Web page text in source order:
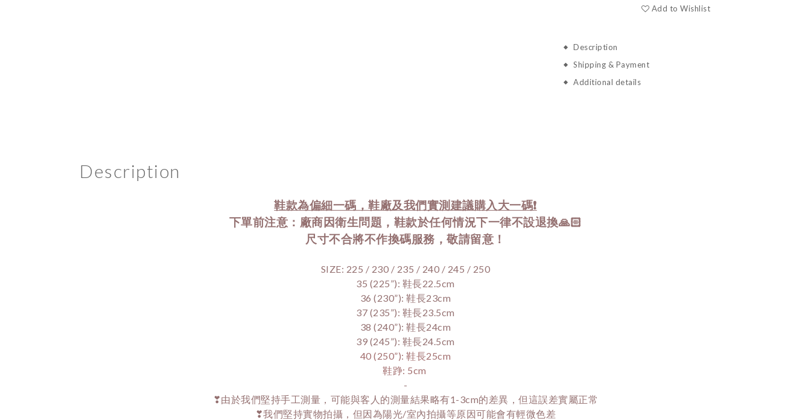
Add to Wishlist
Description
Shipping & Payment
Additional details
Description
鞋款為偏細一碼，鞋廠及我們實測建議購入大一碼❗️
下單前注意：廠商因衛生問題，鞋款於任何情況下一律不設退換🙏🏻
尺寸不合將不作換碼服務，敬請留意！
SIZE: 225 / 230 / 235 / 240 / 245 / 250
35 (225”): 鞋長22.5cm
36 (230”): 鞋長23cm
37 (235”): 鞋長23.5cm
38 (240”): 鞋長24cm
39 (245”): 鞋長24.5cm
40 (250”): 鞋長25cm
鞋踭: 5cm
-
❣由於我們堅持手工測量，可能與客人的測量結果略有1-3cm的差異，但這誤差實屬正常
❣我們堅持實物拍攝，但因為陽光/室內拍攝等原因可能會有輕微色差